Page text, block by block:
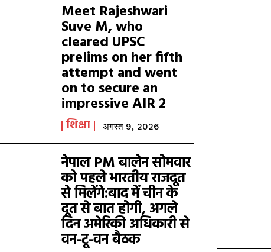
Meet Rajeshwari
Suve M, who
cleared UPSC
prelims on her fifth
attempt and went
on to secure an
impressive AIR 2
शिक्षा अगस्त 9, 2026
नेपाल PM बालेन सोमवार
को पहले भारतीय राजदूत
से मिलेंगे:बाद में चीन के
दूत से बात होगी, अगले
दिन अमेरिकी अधिकारी से
वन-टू-वन बैठक